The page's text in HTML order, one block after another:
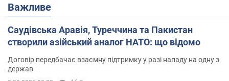
Важливе
Саудівська Аравія, Туреччина та Пакистан
створили азійський аналог НАТО: що відомо
Договір передбачає взаємну підтримку у разі нападу на одну з
держав